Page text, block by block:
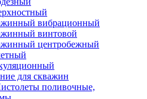
вибрационный
винтовой
центробежный
для скважин
поливочные,